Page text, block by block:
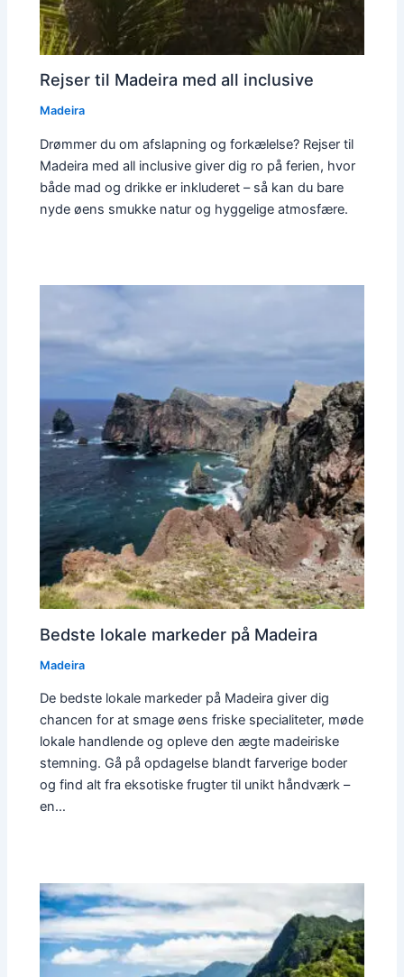
Rejser til Madeira med all inclusive
Madeira
Drømmer du om afslapning og forkælelse? Rejser til
Madeira med all inclusive giver dig ro på ferien, hvor
både mad og drikke er inkluderet – så kan du bare
nyde øens smukke natur og hyggelige atmosfære.
Bedste lokale markeder på Madeira
Madeira
De bedste lokale markeder på Madeira giver dig
chancen for at smage øens friske specialiteter, møde
lokale handlende og opleve den ægte madeiriske
stemning. Gå på opdagelse blandt farverige boder
og find alt fra eksotiske frugter til unikt håndværk –
en…